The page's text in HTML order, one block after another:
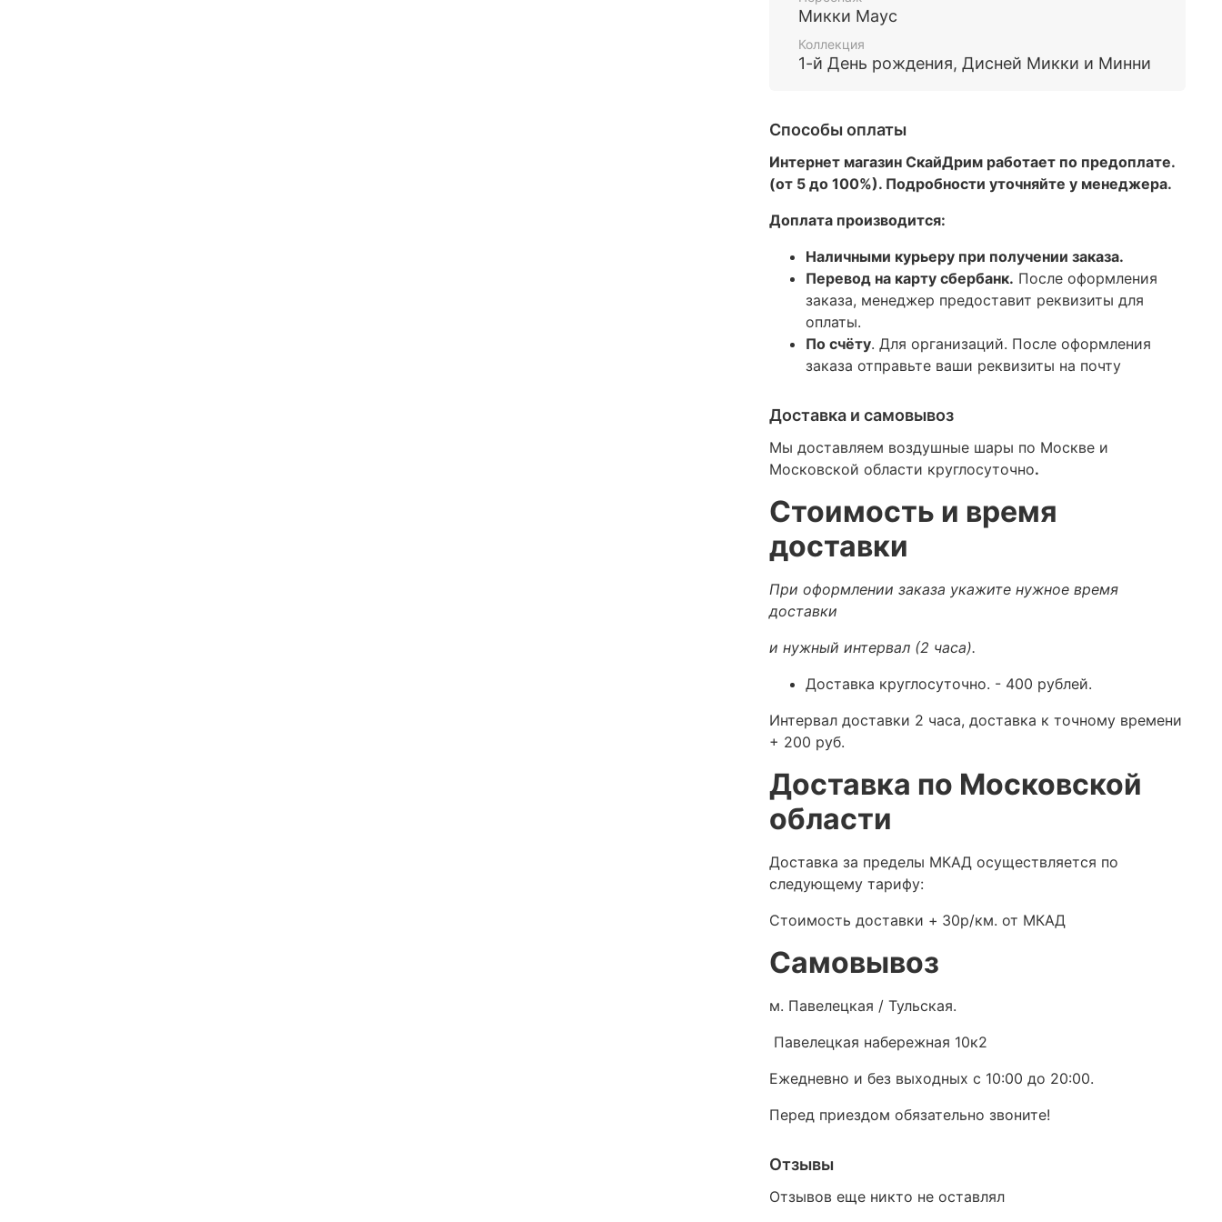
Микки Маус
Коллекция
1-й День рождения, Дисней Микки и Минни
Способы оплаты
Интернет магазин СкайДрим работает по предоплате.
(от 5 до 100%). Подробности уточняйте у менеджера.
Доплата производится:
Наличными курьеру при получении заказа.
Перевод на карту сбербанк. После оформления
заказа, менеджер предоставит реквизиты для
оплаты.
По счёту. Для организаций. После оформления
заказа отправьте ваши реквизиты на почту
Доставка и самовывоз
Мы доставляем воздушные шары по Москве и
Московской области круглосуточно.
Стоимость и время
доставки
При оформлении заказа укажите нужное время
доставки
и нужный интервал (2 часа).
Доставка круглосуточно. - 400 рублей.
Интервал доставки 2 часа, доставка к точному времени
+ 200 руб.
Доставка по Московской
области
Доставка за пределы МКАД осуществляется по
следующему тарифу:
Стоимость доставки + 30р/км. от МКАД
Самовывоз
м. Павелецкая / Тульская.
Павелецкая набережная 10к2
Ежедневно и без выходных с 10:00 до 20:00.
Перед приездом обязательно звоните!
Отзывы
Отзывов еще никто не оставлял